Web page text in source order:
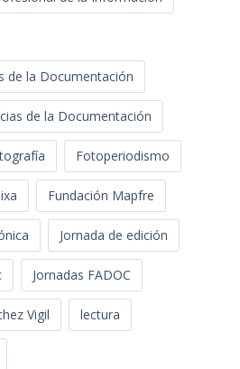
de la Documentación
de la Documentación
Fotoperiodismo
Fundación Mapfre
Jornada de edición
Jornadas FADOC
Vigil lectura